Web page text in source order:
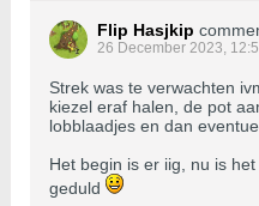
Flip Hasjkip
26 December 2023,
Strek was te verwachten
kiezel eraf halen, de pot
lobblaadjes en dan
Het begin is er iig, nu is
geduld